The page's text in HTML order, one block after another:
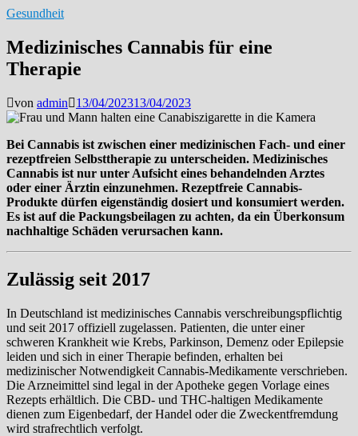
Gesundheit
Medizinisches Cannabis für eine
Therapie
von admin 13/04/202313/04/2023
Bei Cannabis ist zwischen einer medizinischen Fach- und einer
rezeptfreien Selbsttherapie zu unterscheiden. Medizinisches
Cannabis ist nur unter Aufsicht eines behandelnden Arztes
oder einer Ärztin einzunehmen. Rezeptfreie Cannabis-
Produkte dürfen eigenständig dosiert und konsumiert werden.
Es ist auf die Packungsbeilagen zu achten, da ein Überkonsum
nachhaltige Schäden verursachen kann.
Zulässig seit 2017
In Deutschland ist medizinisches Cannabis verschreibungspflichtig
und seit 2017 offiziell zugelassen. Patienten, die unter einer
schweren Krankheit wie Krebs, Parkinson, Demenz oder Epilepsie
leiden und sich in einer Therapie befinden, erhalten bei
medizinischer Notwendigkeit Cannabis-Medikamente verschrieben.
Die Arzneimittel sind legal in der Apotheke gegen Vorlage eines
Rezepts erhältlich. Die CBD- und THC-haltigen Medikamente
dienen zum Eigenbedarf, der Handel oder die Zweckentfremdung
wird strafrechtlich verfolgt.